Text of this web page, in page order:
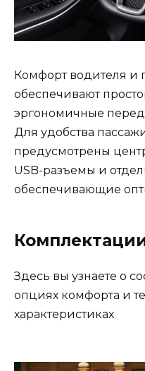
Комфорт водителя и
обеспечивают
эргономичные
Для удобства
предусмотрены
USB-разъемы и
обеспечивающие
Здесь вы узнаете о
опциях комфорта и
характеристиках